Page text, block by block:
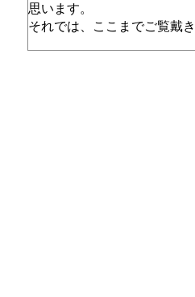
思います。
それでは、ここまでご覧戴